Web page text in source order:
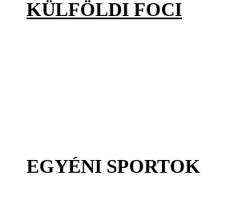
KÜLFÖLDI FOCI
EGYÉNI SPORTOK